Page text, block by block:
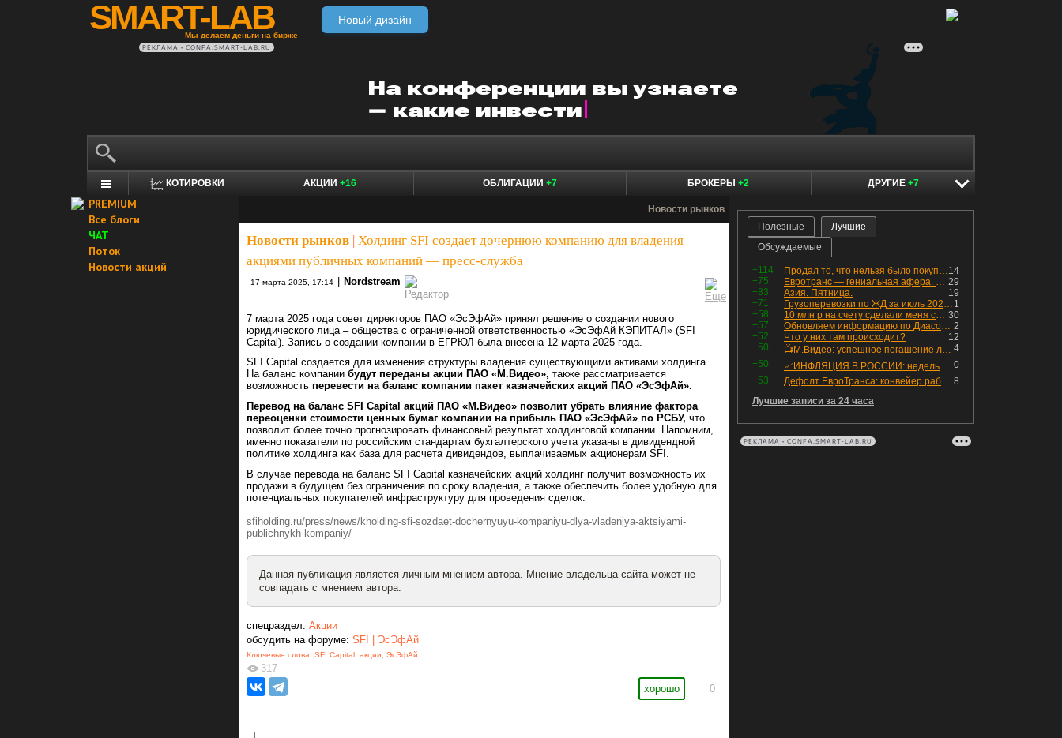
SMART-LAB
Мы делаем деньги на бирже
Новый дизайн
РЕКЛАМА • CONFA.SMART-LAB.RU
КОТИРОВКИ АКЦИИ +16 ОБЛИГАЦИИ +7 БРОКЕРЫ +2 ДРУГИЕ +7
PREMIUM
Все блоги
ЧАТ
Поток
Новости акций
Новости рынков
Новости рынков Холдинг SFI создает дочернюю компанию для владения
акциями публичных компаний — пресс-служба
17 марта 2025, 17:14 Nordstream
7 марта 2025 года совет директоров ПАО «ЭсЭфАй» принял решение о создании нового
юридического лица – общества с ограниченной ответственностью «ЭсЭфАй КЭПИТАЛ» (SFI
Capital). Запись о создании компании в ЕГРЮЛ была внесена 12 марта 2025 года.
SFI Capital создается для изменения структуры владения существующими активами холдинга.
На баланс компании будут переданы акции ПАО «М.Видео», также рассматривается
возможность перевести на баланс компании пакет казначейских акций ПАО «ЭсЭфАй».
Перевод на баланс SFI Capital акций ПАО «М.Видео» позволит убрать влияние фактора
переоценки стоимости ценных бумаг компании на прибыль ПАО «ЭсЭфАй» по РСБУ, что
позволит более точно прогнозировать финансовый результат холдинговой компании. Напомним,
именно показатели по российским стандартам бухгалтерского учета указаны в дивидендной
политике холдинга как база для расчета дивидендов, выплачиваемых акционерам SFI.
В случае перевода на баланс SFI Capital казначейских акций холдинг получит возможность их
продажи в будущем без ограничения по сроку владения, а также обеспечить более удобную для
потенциальных покупателей инфраструктуру для проведения сделок.
sfiholding.ru/press/news/kholding-sfi-sozdaet-dochernyuyu-kompaniyu-dlya-vladeniya-aktsiyami-
publichnykh-kompaniy/
Данная публикация является личным мнением автора. Мнение владельца сайта может не
совпадать с мнением автора.
спецраздел: Акции
обсудить на форуме: SFI | ЭсЭфАй
Ключевые слова: SFI Capital акции ЭсЭфАй
317
хорошо
0
Полезные
Лучшие
Обсуждаемые
+114 14
Продал то, что нельзя было покупать. Изменения в портфеле
+75
29
Евротранс — гениальная афера. Собрал с инвесторов денег, выплатил дивидендов больше текущей капитализации и ушёл в дефолт
+83
19
Азия. Пятница.
+71
1
Грузоперевозки по ЖД за июль 2026 г. — четвёртый месяц подряд роста, чёрные металлы на уровне прошлого года, а каменный уголь в плюсе.
+58
30
10 млн р на счету сделали меня счастливым? Ожидание vs Реальность!
+57
2
Обновляем информацию по Диасофту: дивиденды и выкуп
+52
12
Что у них там происходит?
+50
4
📺М.Видео: успешное погашение любимого флоатера
+50
0
📈ИНФЛЯЦИЯ В РОССИИ: недельная дефляция, но в годовом выражении рост 😢
+53
8
Дефолт ЕвроТранса: конвейер работает исправно
Лучшие записи за 24 часа
РЕКЛАМА • CONFA.SMART-LAB.RU